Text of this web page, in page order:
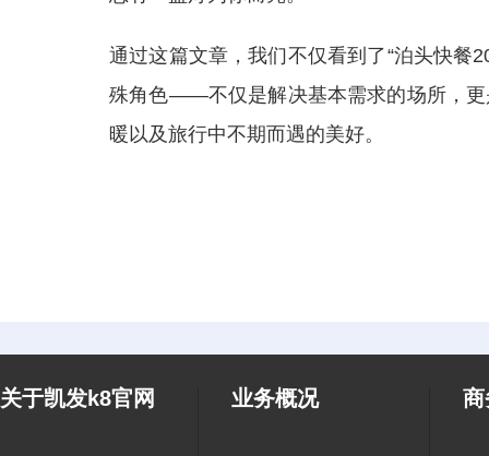
通过这篇文章，我们不仅看到了“泊头快餐
殊角色——不仅是解决基本需求的场所，更
暖以及旅行中不期而遇的美好。
关于凯发k8官网 业务概况 商